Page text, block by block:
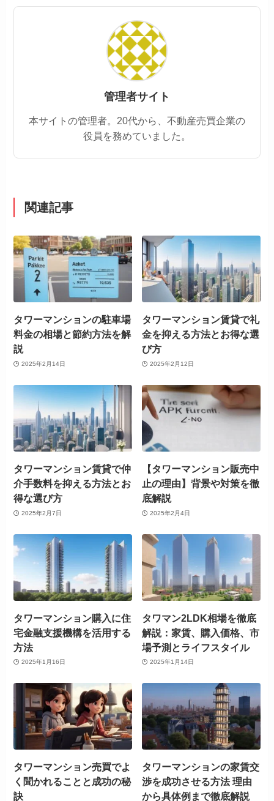
管理者サイト
本サイトの管理者。20代から、不動産売買企業の
役員を務めていました。
関連記事
タワーマンションの駐車場
料金の相場と節約方法を解
説
2025年2月14日
タワーマンション賃貸で礼
金を抑える方法とお得な選
び方
2025年2月12日
タワーマンション賃貸で仲
介手数料を抑える方法とお
得な選び方
2025年2月7日
【タワーマンション販売中
止の理由】背景や対策を徹
底解説
2025年2月4日
タワーマンション購入に住
宅金融支援機構を活用する
方法
2025年1月16日
タワマン2LDK相場を徹底
解説：家賃、購入価格、市
場予測とライフスタイル
2025年1月14日
タワーマンション売買でよ
く聞かれることと成功の秘
訣
タワーマンションの家賃交
渉を成功させる方法 理由
から具体例まで徹底解説